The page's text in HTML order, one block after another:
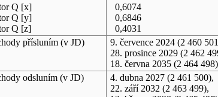
Q [x]
Q [y]
Q [z]
0,6074
0,6846
0,4031
přísluním (v JD) 9. července 2024(2 460
28. prosince 2029(2 462
18. června 2035(2 464 498)
odsluním (v JD) 4. dubna 2027(2 461 500),
22. září 2032 (2 463 499),